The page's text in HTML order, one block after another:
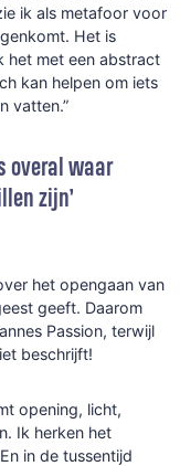
ik als metafoor voor
Het is
het met een abstract
kan helpen om iets
vatten.”
overal waar
zijn’
het opengaan van
geeft. Daarom
Passion, terwijl
beschrijft!
opening, licht,
Ik herken het
in de tussentijd